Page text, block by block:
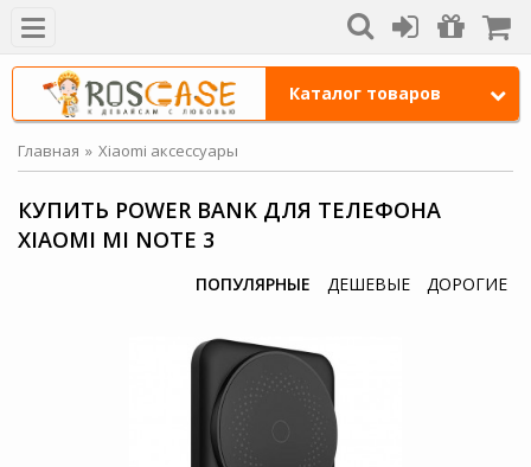
Каталог товаров
Главная Xiaomi аксессуары
КУПИТЬ POWER BANK ДЛЯ ТЕЛЕФОНА
XIAOMI MI NOTE 3
ПОПУЛЯРНЫЕ ДЕШЕВЫЕ ДОРОГИЕ